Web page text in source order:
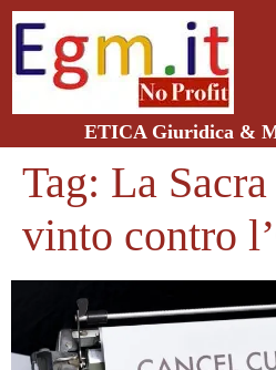
ETICA Giuridica &
Tag: La
vinto contro